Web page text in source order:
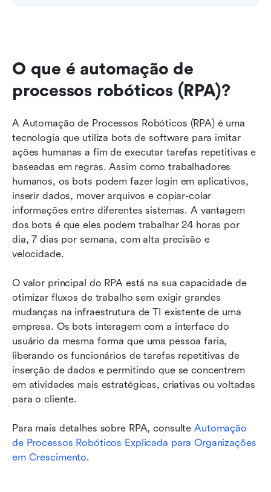
O que é automação de
processos robóticos (RPA)?
A Automação de Processos Robóticos (RPA) é uma
tecnologia que utiliza bots de software para imitar
ações humanas a fim de executar tarefas repetitivas e
baseadas em regras. Assim como trabalhadores
humanos, os bots podem fazer login em aplicativos,
inserir dados, mover arquivos e copiar-colar
informações entre diferentes sistemas. A vantagem
dos bots é que eles podem trabalhar 24 horas por
dia, 7 dias por semana, com alta precisão e
velocidade.
O valor principal do RPA está na sua capacidade de
otimizar fluxos de trabalho sem exigir grandes
mudanças na infraestrutura de TI existente de uma
empresa. Os bots interagem com a interface do
usuário da mesma forma que uma pessoa faria,
liberando os funcionários de tarefas repetitivas de
inserção de dados e permitindo que se concentrem
em atividades mais estratégicas, criativas ou voltadas
para o cliente.
Para mais detalhes sobre RPA, consulte Automação
de Processos Robóticos Explicada para Organizações
em Crescimento.